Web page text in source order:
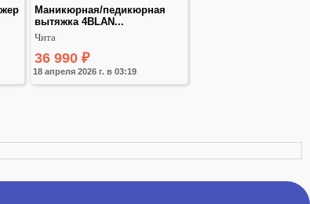
18 апреля 2026 г. в 03:19
Маникюрная/педикюрная
вытяжка 4BLAN...
Чита
36 990 ₽